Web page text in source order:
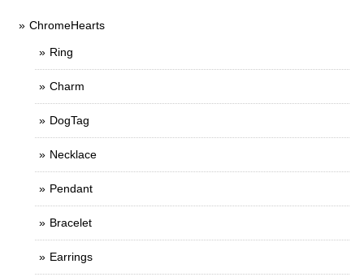
ChromeHearts
Ring
Charm
DogTag
Necklace
Pendant
Bracelet
Earrings